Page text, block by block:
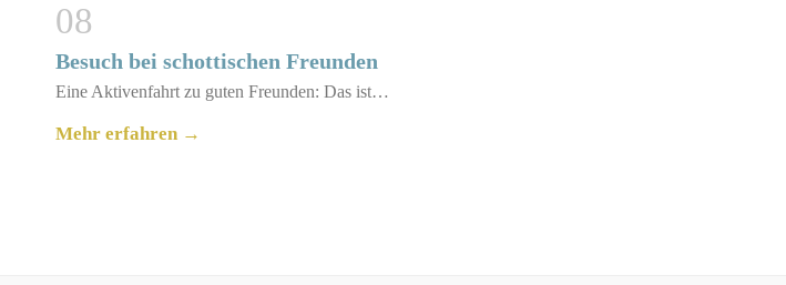
08
Besuch bei schottischen Freunden
Eine Aktivenfahrt zu guten Freunden: Das ist…
Mehr erfahren →